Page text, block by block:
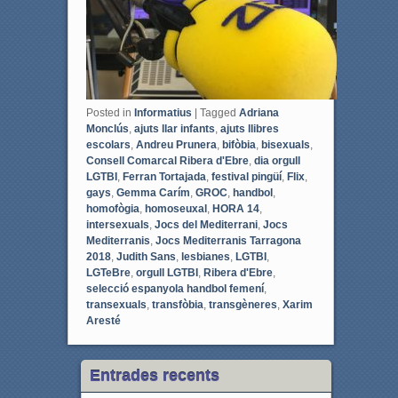
Posted in Informatius | Tagged Adriana
Monclús ajuts llar infants ajuts llibres
escolars Andreu Prunera bifòbia bisexuals
Consell Comarcal Ribera d'Ebre, dia orgull
LGTBI, Ferran Tortajada festival pingüí, Flix,
gays Gemma Carím GROC handbol,
homofògia homoseuxal, HORA 14,
intersexuals Jocs del Mediterrani, Jocs
Mediterranis Jocs Mediterranis Tarragona
2018, Judith Sans lesbianes LGTBI,
LGTeBre, orgull LGTBI, Ribera d'Ebre,
selecció espanyola handbol femení,
transexuals transfòbia transgèneres Xarim
Aresté
Entrades recents